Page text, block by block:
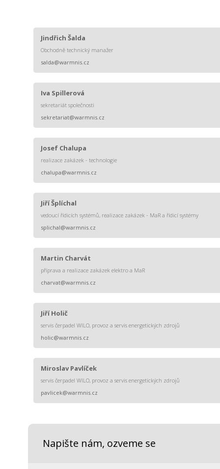
Jindřich Šalda
Obchodně technický manažer
salda@warmnis.cz
Iva Spillerová
sekretariát společnosti
sekretariat@warmnis.cz
Josef Chalupa
realizace zakázek - technologie
chalupa@warmnis.cz
Jiří Šplíchal
vedoucí řídicích systémů, realizace zakázek - MaR a řídicí systémy
splichal@warmnis.cz
Martin Charvát
příprava a realizace zakázek elektro a MaR
charvat@warmnis.cz
Jiří Holič
servis čerpadel WILO, provoz a servis energetických zdrojů
holic@warmnis.cz
Miroslav Pavlíček
servis čerpadel WILO, provoz a servis energetických zdrojů
pavlicek@warmnis.cz
Napište nám, ozveme se